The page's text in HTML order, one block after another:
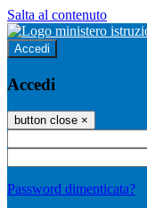
Salta al contenuto
Accedi
Accedi
button close ×
Password dimenticata?